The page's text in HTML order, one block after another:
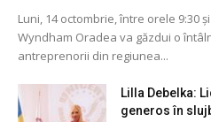
Luni, 14 octombrie, între orele 9:30
Wyndham Oradea va găzdui o
antreprenorii din regiunea...
Lilla Debelka:
generos în